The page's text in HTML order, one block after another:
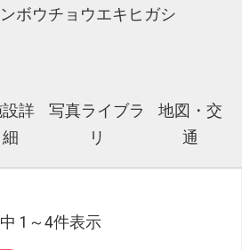
ボウチョウエキヒガシ
詳
細
写真ライブラ
リ
地図・交
通
1～4件表示